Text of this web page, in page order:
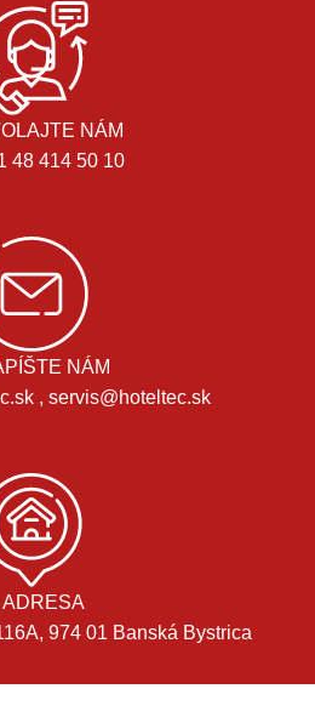
NÁM
48 414 50 10
NÁM
, servis@hoteltec.sk
ADRESA
974 01 Banská Bystrica